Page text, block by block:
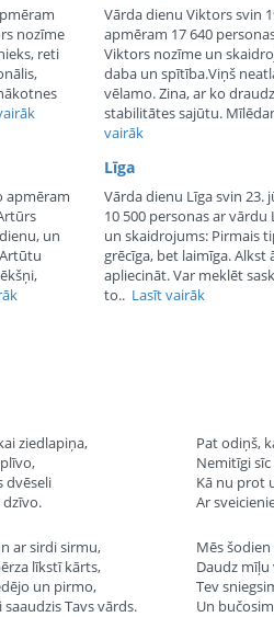
nozīme
reti
Vārda dienu Viktors svin
apmēram 17 640
Viktors nozīme un
daba un spītība.Viņš
vēlamo. Zina, ar ko
stabilitātes sajūtu.
vairāk
apmēram
un
Līga
Vārda dienu Līga svin 23.
10 500 personas ar vārdu
un skaidrojums: Pirmais
grēcīga, bet laimīga.
apliecināt. Var meklēt
to.. Lasīt vairāk
ziedlapiņa,
dvēseli
dzīvo.
Pat odiņš,
Nemitīgi
Kā nu prot
Ar
ar sirdi sirmu,
līkstī kārts,
un pirmo,
saaudzis Tavs vārds.
Mēs
Daudz
Tev
Un